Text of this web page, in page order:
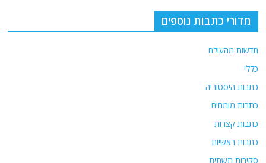
מדורי כתבות נוספים
חדשות מהעולם
כללי
כתבות היסטוריה
כתבות מומחים
כתבות קצרות
כתבות ראשיות
סקירות תשתית